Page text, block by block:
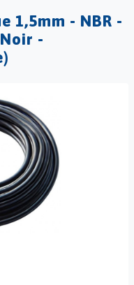
1,5mm - NBR -
-